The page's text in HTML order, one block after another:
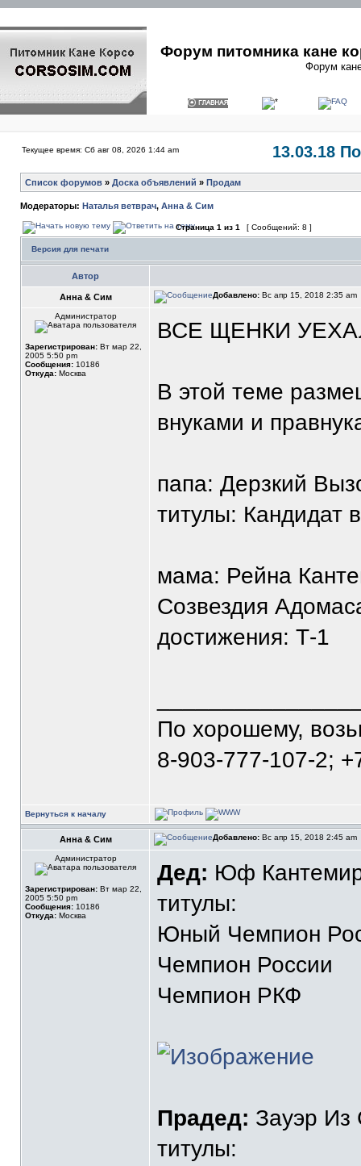
Форум питомника кане
Форум
Текущее время: Сб авг 08, 2026 1:44 am 13.03.18
Список форумов » Доска объявлений » Продам
Модераторы: Наталья ветврач, Анна & Сим
Страница 1 из 1 [ Сообщений: 8 ]
Версия для печати
Автор
Анна & Сим Добавлено: Вс апр 15, 2018 2:35 am
Администратор
Зарегистрирован: Вт мар 22,
2005 5:50 pm
Сообщения: 10186
Откуда: Москва
ВСЕ ЩЕНКИ
В этой теме
внуками и
папа: Дерзкий
титулы: Кандидат
мама: Рейна
Созвездия
достижения: Т-1
По хорошему,
8-903-777-107-2;
Вернуться к началу
Анна & Сим Добавлено: Вс апр 15, 2018 2:45 am
Администратор
Зарегистрирован: Вт мар 22,
2005 5:50 pm
Сообщения: 10186
Откуда: Москва
Дед: Юф
титулы:
Юный Чемпион
Чемпион России
Чемпион РКФ
Прадед: Зауэр Из
титулы: